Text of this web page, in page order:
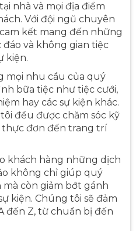
nhà và mọi địa điểm
Với đội ngũ chuyên
kết mang đến những
và không gian tiệc
kiện.
mọi nhu cầu của quý
bữa tiệc như tiệc cưới,
hay các sự kiện khác.
đều được chăm sóc kỹ
thực đơn đến trang trí
khách hàng những dịch
không chỉ giúp quý
còn giảm bớt gánh
kiện. Chúng tôi sẽ đảm
đến Z, từ chuẩn bị đến